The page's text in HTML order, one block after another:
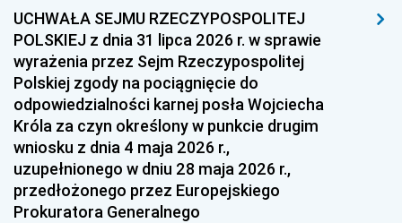
1996 1995 1994
1993 1992 1991
1990 1989
1987 1986 1985
1984 1983
1981 1980 1979
1978 1977
UCHWAŁA SEJMU RZECZYPOSPOLITEJ
POLSKIEJ z dnia 31 lipca 2026 r. w sprawie
wyrażenia przez Sejm Rzeczypospolitej
Polskiej zgody na pociągnięcie do
odpowiedzialności karnej posła Wojciecha
Króla za czyn określony w punkcie drugim
wniosku z dnia 4 maja 2026 r.,
uzupełnionego w dniu 28 maja 2026 r.,
przedłożonego przez Europejskiego
Prokuratora Generalnego